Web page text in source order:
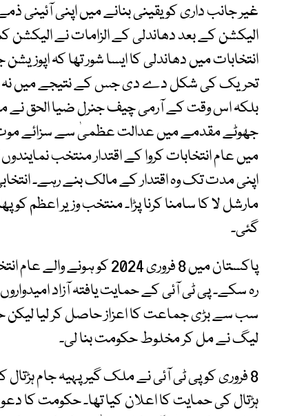
غیر جانب داری کو یقینی بنانے میں اپنی آئینی
انتخابات میں دھاندلی کا ایسا شور تھا کہ
تحریک کی شکل دے دی جس کے نتیجے میں نہ صرف
بلکہ اس وقت کے آرمی چیف جنرل ضیا الحق نے
مارشل لا کا سامنا کرنا پڑا۔ منتخب وزیر اعظم
گئی۔
پاکستان میں 8 فروری 2024
سب سے بڑی جماعت کا اعزاز حاصل کر لیا لیکن
لیگ نے مل کر مخلوط حکومت بنا لی۔
8 فروری کو پی ٹی آئی نے ملک گیر پہیہ جام
ہڑتال کی حمایت کا اعلان کیا تھا۔ حکومت کا